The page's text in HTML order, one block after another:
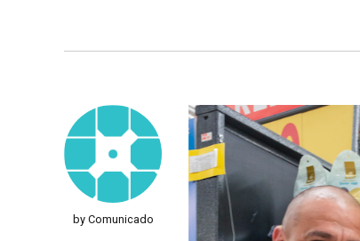
by Comunicado